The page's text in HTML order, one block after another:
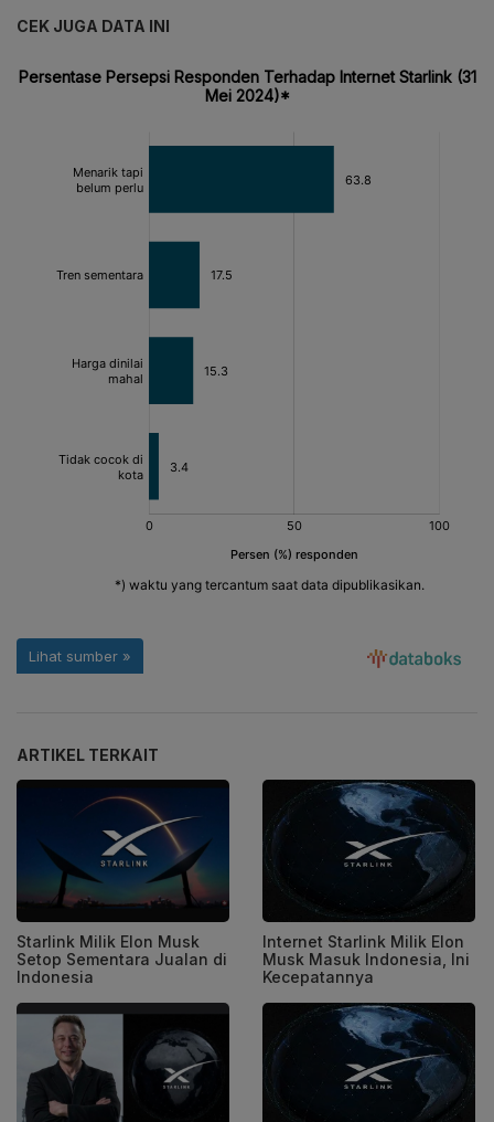
CEK JUGA DATA INI
ARTIKEL TERKAIT
Starlink Milik Elon Musk
Setop Sementara Jualan di
Indonesia
Internet Starlink Milik Elon
Musk Masuk Indonesia, Ini
Kecepatannya